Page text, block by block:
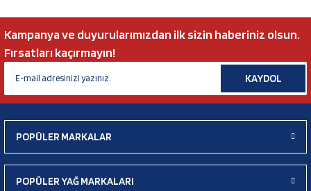
Kampanya ve duyurularımızdan ilk sizin haberiniz olsun.
Fırsatları kaçırmayın!
KAYDOL
POPÜLER MARKALAR
POPÜLER YAĞ MARKALARI